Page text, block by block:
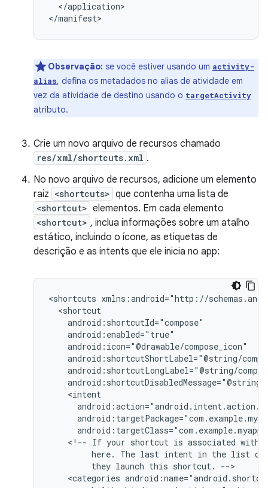
</application>
Observação: se você estiver usando um activity-
alias, defina os metadados no alias de atividade em
vez da atividade de destino usando o targetActivity
atributo.
Crie um novo arquivo de recursos chamado
res/xml/shortcuts.xml .
No novo arquivo de recursos, adicione um elemento
raiz <shortcuts> que contenha uma lista de
<shortcut> elementos. Em cada elemento
<shortcut> , inclua informações sobre um atalho
estático, incluindo o ícone, as etiquetas de
descrição e as intents que ele inicia no app:
<shortcuts
<!-- If your shortcut is associated with
here.
The last intent in the list
they launch this shortcut.
<categories